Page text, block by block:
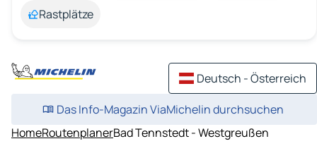
Rastplätze
Deutsch - Österreich
Das Info-Magazin ViaMichelin durchsuchen
HomeRoutenplanerBad Tennstedt - Westgreußen